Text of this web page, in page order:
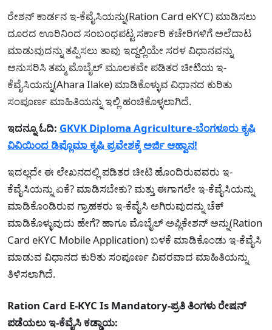
ರೇಶನ್ ಕಾರ್ಡನ ಇ-ಕೆವೈಸಿಯನ್ನು(Ration Card eKYC) ಮಾಡಿಸಲು
ದೂರದ ಊರಿನಿಂದ ಸಂಬಂಧಪಟ್ಟ ಸರ್ಕಾರಿ ಕಚೇರಿಗಳಿಗೆ ಅಲೆದಾಟ
ಮಾಡುವುದನ್ನು ತಪ್ಪಿಸಲು ತಾವು ಇದ್ದಲ್ಲಿಯೇ ಸರಳ ವಿಧಾನವನ್ನು
ಅನುಸರಿಸಿ ತಮ್ಮ ಮೊಬೈಲ್ ಮೂಲಕವೇ ಪಡಿತರ ಚೀಟಿಯ ಇ-
ಕೆವೈಸಿಯನ್ನು(Ahara Ilake) ಮಾಡಿಕೊಳ್ಳುವ ವಿಧಾನದ ಕುರಿತು
ಸಂಪೂರ್ಣ ಮಾಹಿತಿಯನ್ನು ಇಲ್ಲಿ ಹಂಚಿಕೊಳ್ಳಲಾಗಿದೆ.
ಇದನ್ನೂ ಓದಿ: GKVK Diploma Agriculture-ಬೆಂಗಳೂರು ಕೃಷಿ
ವಿವಿಯಿಂದ ಡಿಪ್ಲೊಮಾ ಕೃಷಿ ಪ್ರವೇಶಕ್ಕೆ ಅರ್ಜಿ ಆಹ್ವಾನ!
ಇದಲ್ಲದೇ ಈ ಲೇಖನದಲ್ಲಿ ಪಡಿತರ ಚೀಟಿ ಹೊಂದಿರುವವರು ಇ-
ಕೆವೈಸಿಯನ್ನು ಏಕೆ? ಮಾಡಿಸಬೇಕು? ಮತ್ತು ಈಗಾಗಲೇ ಇ-ಕೆವೈಸಿಯನ್ನು
ಮಾಡಿಕೊಂಡಿರುವ ಗ್ರಾಹಕರು ಇ-ಕೆವೈಸಿ ಅಗಿರುವುದನ್ನು ಚೆಕ್
ಮಾಡಿಕೊಳ್ಳುವುದು ಹೇಗೆ? ಹಾಗೂ ಮೊಬೈಲ್ ಅಪ್ಲಿಕೇಶನ್ ಅನ್ನು(Ration
Card eKYC Mobile Application) ಬಳಕೆ ಮಾಡಿಕೊಂಡು ಇ-ಕೆವೈಸಿ
ಮಾಡುವ ವಿಧಾನದ ಕುರಿತು ಸಂಪೂರ್ಣ ವಿವರವಾದ ಮಾಹಿತಿಯನ್ನು
ತಿಳಿಸಲಾಗಿದೆ.
Ration Card E-KYC Is Mandatory-ಪ್ರತಿ ತಿಂಗಳು ರೇಷನ್
ಪಡೆಯಲು ಇ-ಕೆವೈಸಿ ಕಡ್ಡಾಯ: